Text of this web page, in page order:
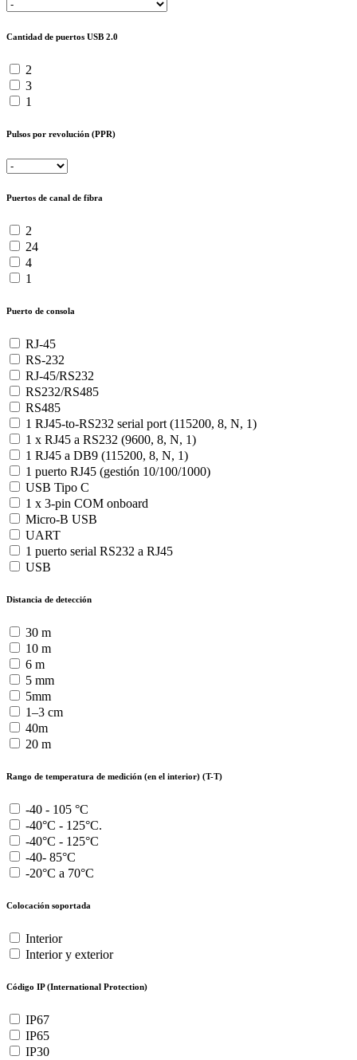
Cantidad de puertos USB 2.0
2
3
1
Pulsos por revolución (PPR)
Puertos de canal de fibra
2
24
4
1
Puerto de consola
RJ-45
RS-232
RJ-45/RS232
RS232/RS485
RS485
1 RJ45-to-RS232 serial port (115200, 8, N, 1)
1 x RJ45 a RS232 (9600, 8, N, 1)
1 RJ45 a DB9 (115200, 8, N, 1)
1 puerto RJ45 (gestión 10/100/1000)
USB Tipo C
1 x 3-pin COM onboard
Micro-B USB
UART
1 puerto serial RS232 a RJ45
USB
Distancia de detección
30 m
10 m
6 m
5 mm
5mm
1–3 cm
40m
20 m
Rango de temperatura de medición (en el interior) (T-T)
-40 - 105 °C
-40°C - 125°C.
-40°C - 125°C
-40- 85°C
-20°C a 70°C
Colocación soportada
Interior
Interior y exterior
Código IP (International Protection)
IP67
IP65
IP30